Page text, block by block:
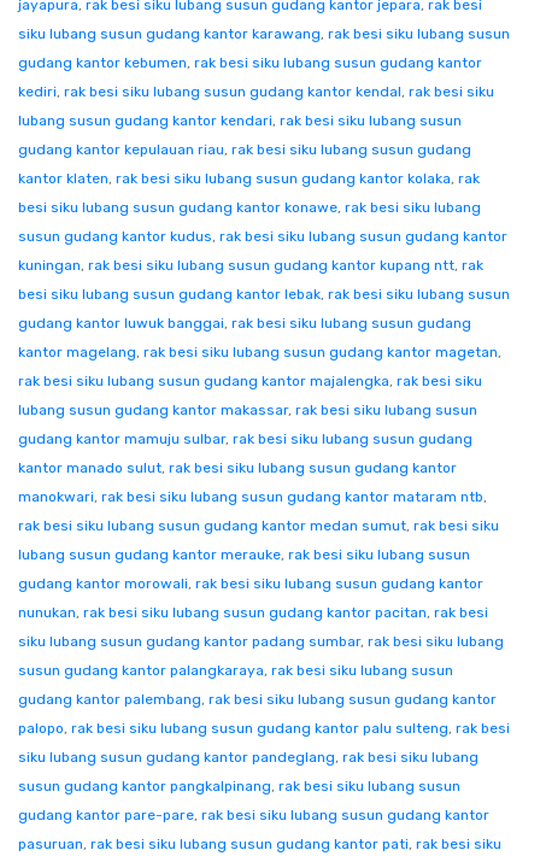
jayapura, rak besi siku lubang susun gudang kantor jepara, rak besi
siku lubang susun gudang kantor karawang, rak besi siku lubang susun
gudang kantor kebumen, rak besi siku lubang susun gudang kantor
kediri, rak besi siku lubang susun gudang kantor kendal, rak besi siku
lubang susun gudang kantor kendari, rak besi siku lubang susun
gudang kantor kepulauan riau, rak besi siku lubang susun gudang
kantor klaten, rak besi siku lubang susun gudang kantor kolaka, rak
besi siku lubang susun gudang kantor konawe, rak besi siku lubang
susun gudang kantor kudus, rak besi siku lubang susun gudang kantor
kuningan, rak besi siku lubang susun gudang kantor kupang ntt, rak
besi siku lubang susun gudang kantor lebak, rak besi siku lubang susun
gudang kantor luwuk banggai, rak besi siku lubang susun gudang
kantor magelang, rak besi siku lubang susun gudang kantor magetan,
rak besi siku lubang susun gudang kantor majalengka, rak besi siku
lubang susun gudang kantor makassar, rak besi siku lubang susun
gudang kantor mamuju sulbar, rak besi siku lubang susun gudang
kantor manado sulut, rak besi siku lubang susun gudang kantor
manokwari, rak besi siku lubang susun gudang kantor mataram ntb,
rak besi siku lubang susun gudang kantor medan sumut, rak besi siku
lubang susun gudang kantor merauke, rak besi siku lubang susun
gudang kantor morowali, rak besi siku lubang susun gudang kantor
nunukan, rak besi siku lubang susun gudang kantor pacitan, rak besi
siku lubang susun gudang kantor padang sumbar, rak besi siku lubang
susun gudang kantor palangkaraya, rak besi siku lubang susun
gudang kantor palembang, rak besi siku lubang susun gudang kantor
palopo, rak besi siku lubang susun gudang kantor palu sulteng, rak besi
siku lubang susun gudang kantor pandeglang, rak besi siku lubang
susun gudang kantor pangkalpinang, rak besi siku lubang susun
gudang kantor pare-pare, rak besi siku lubang susun gudang kantor
pasuruan, rak besi siku lubang susun gudang kantor pati, rak besi siku